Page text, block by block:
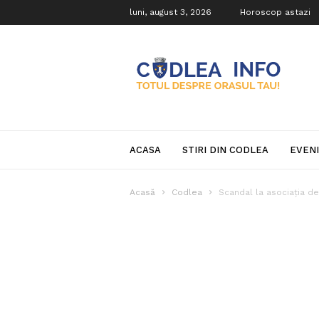
luni, august 3, 2026 Horoscop astazi
Info
ACASA STIRI DIN CODLEA
Acasă Codlea Scandal la asociația